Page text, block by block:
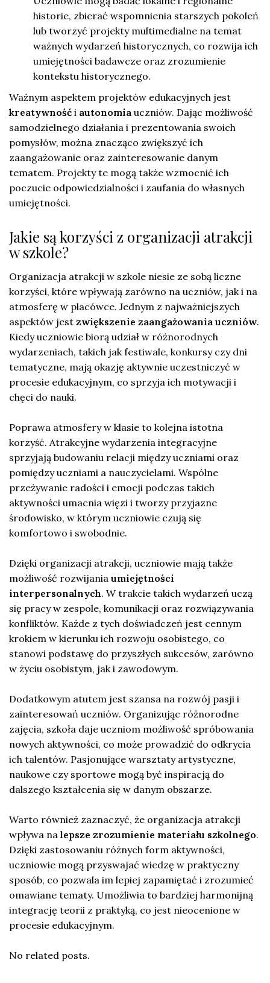
historie, zbierać wspomnienia starszych pokoleń
lub tworzyć projekty multimedialne na temat
ważnych wydarzeń historycznych, co rozwija ich
umiejętności badawcze oraz zrozumienie
kontekstu historycznego.
Ważnym aspektem projektów edukacyjnych jest
kreatywność i autonomia uczniów. Dając możliwość
samodzielnego działania i prezentowania swoich
pomysłów, można znacząco zwiększyć ich
zaangażowanie oraz zainteresowanie danym
tematem. Projekty te mogą także wzmocnić ich
poczucie odpowiedzialności i zaufania do własnych
umiejętności.
Jakie są korzyści z organizacji atrakcji
w szkole?
Organizacja atrakcji w szkole niesie ze sobą liczne
korzyści, które wpływają zarówno na uczniów, jak i na
atmosferę w placówce. Jednym z najważniejszych
aspektów jest zwiększenie zaangażowania uczniów.
Kiedy uczniowie biorą udział w różnorodnych
wydarzeniach, takich jak festiwale, konkursy czy dni
tematyczne, mają okazję aktywnie uczestniczyć w
procesie edukacyjnym, co sprzyja ich motywacji i
chęci do nauki.
Poprawa atmosfery w klasie to kolejna istotna
korzyść. Atrakcyjne wydarzenia integracyjne
sprzyjają budowaniu relacji między uczniami oraz
pomiędzy uczniami a nauczycielami. Wspólne
przeżywanie radości i emocji podczas takich
aktywności umacnia więzi i tworzy przyjazne
środowisko, w którym uczniowie czują się
komfortowo i swobodnie.
Dzięki organizacji atrakcji, uczniowie mają także
możliwość rozwijania umiejętności
interpersonalnych. W trakcie takich wydarzeń uczą
się pracy w zespole, komunikacji oraz rozwiązywania
konfliktów. Każde z tych doświadczeń jest cennym
krokiem w kierunku ich rozwoju osobistego, co
stanowi podstawę do przyszłych sukcesów, zarówno
w życiu osobistym, jak i zawodowym.
Dodatkowym atutem jest szansa na rozwój pasji i
zainteresowań uczniów. Organizując różnorodne
zajęcia, szkoła daje uczniom możliwość spróbowania
nowych aktywności, co może prowadzić do odkrycia
ich talentów. Pasjonujące warsztaty artystyczne,
naukowe czy sportowe mogą być inspiracją do
dalszego kształcenia się w danym obszarze.
Warto również zaznaczyć, że organizacja atrakcji
wpływa na lepsze zrozumienie materiału szkolnego.
Dzięki zastosowaniu różnych form aktywności,
uczniowie mogą przyswajać wiedzę w praktyczny
sposób, co pozwala im lepiej zapamiętać i zrozumieć
omawiane tematy. Umożliwia to bardziej harmonijną
integrację teorii z praktyką, co jest nieocenione w
procesie edukacyjnym.
No related posts.